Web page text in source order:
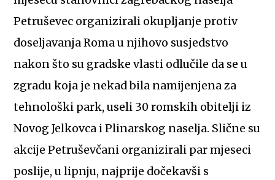
Petruševec organizirali okupljanje protiv
doseljavanja Roma u njihovo susjedstvo
nakon što su gradske vlasti odlučile da se u
zgradu koja je nekad bila namijenjena za
tehnološki park, useli 30 romskih obitelji iz
Novog Jelkovca i Plinarskog naselja. Slične su
akcije Petruševčani organizirali par mjeseci
poslije, u lipnju, najprije dočekavši s